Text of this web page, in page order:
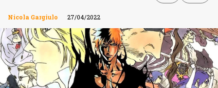
Nicola Gargiulo 27/04/2022